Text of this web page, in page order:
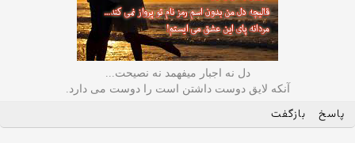
دل نه اجبار میفهمد نه نصیحت...
آنکه لایق دوست داشتن است را دوست می دارد.
پاسخ بازگفت